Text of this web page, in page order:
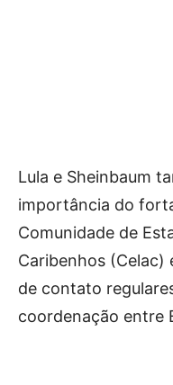
Lula e Sheinbaum
importância do
Comunidade de
Caribenhos (Celac)
de contato
coordenação entre